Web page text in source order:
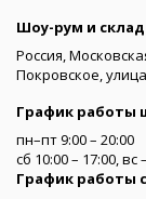
Шоу-рум и склад
Россия,
Покровское,
График работы
пн–пт 9:00 – 20:00
сб 10:00 – 17:00,
График работы